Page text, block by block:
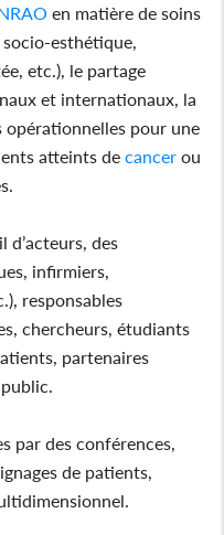
en matière de soins
socio-esthétique,
etc.), le partage
et internationaux, la
pour une
atteints de cancer ou
d’acteurs, des
infirmiers,
responsables
chercheurs, étudiants
partenaires
par des conférences,
de patients,